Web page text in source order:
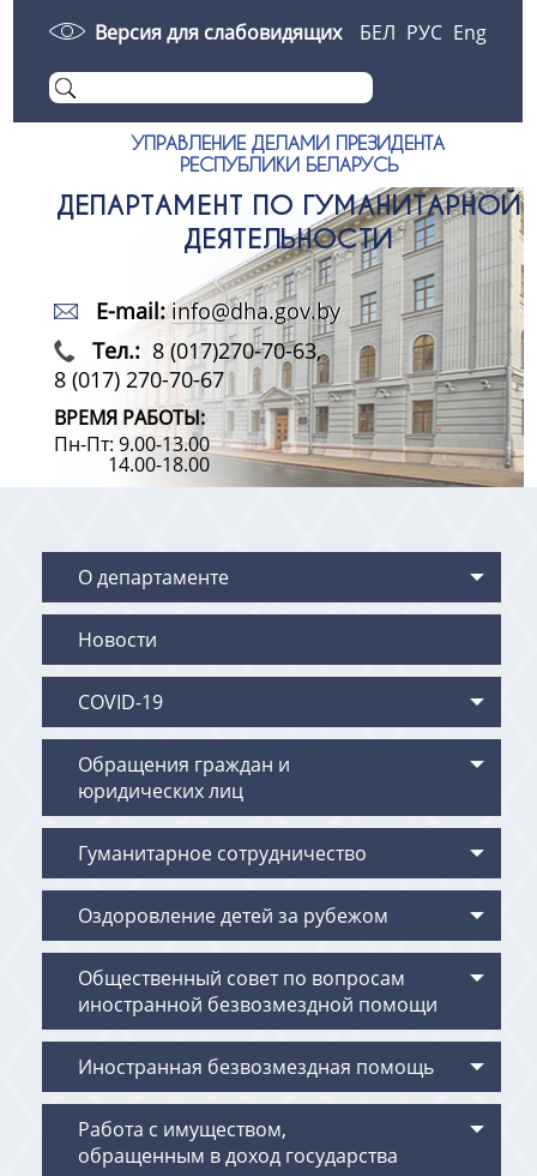
Версия для слабовидящих БЕЛ РУС Eng
УПРАВЛЕНИЕ ДЕЛАМИ ПРЕЗИДЕНТА
РЕСПУБЛИКИ БЕЛАРУСЬ
ДЕПАРТАМЕНТ ПО ГУМАНИТАРНОЙ
ДЕЯТЕЛЬНОСТИ
E-mail: info@dha.gov.by
Тел.:8 (017)270-70-63,
8 (017) 270-70-67
ВРЕМЯ РАБОТЫ:
Пн-Пт: 9.00-13.00
14.00-18.00
О департаменте
Новости
COVID-19
Обращения граждан и
юридических лиц
Гуманитарное сотрудничество
Оздоровление детей за рубежом
Общественный совет по вопросам
иностранной безвозмездной помощи
Иностранная безвозмездная помощь
Работа с имуществом,
обращенным в доход государства